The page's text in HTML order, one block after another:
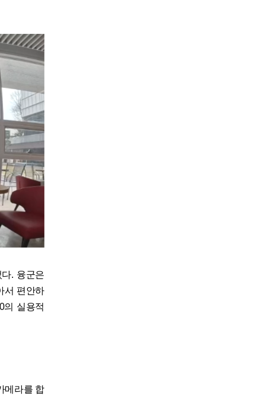
. 융군은
서 편안하
의 실용적
메라를 합